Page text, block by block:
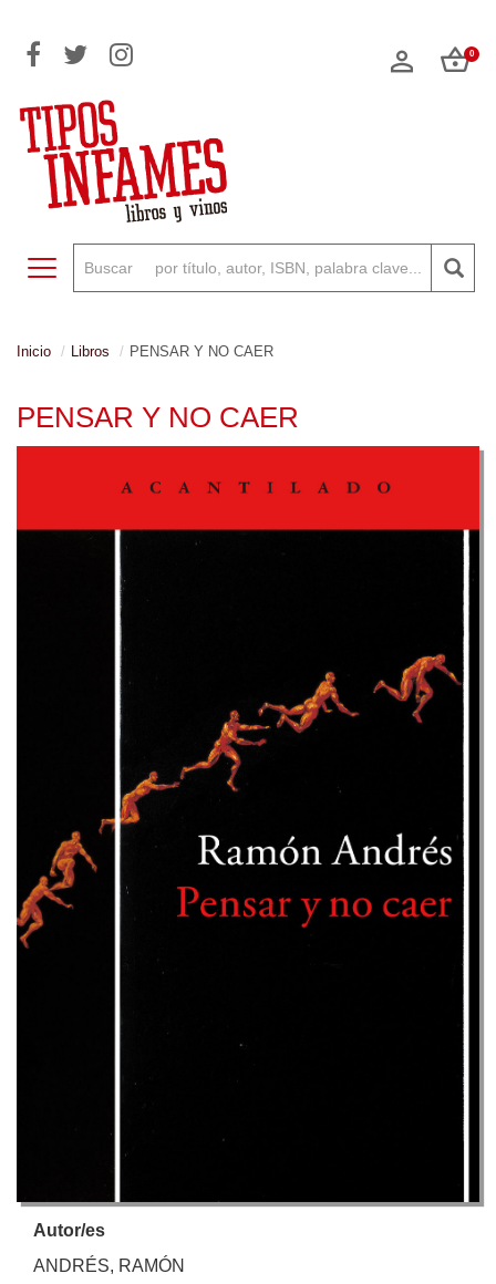
0
Toggle navigation
Inicio Libros PENSAR Y NO CAER
PENSAR Y NO CAER
Autor/es
ANDRÉS, RAMÓN